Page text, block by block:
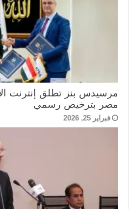
مرسيدس بنز تطلق إنترنت
مصر بترخيص رسمي
فبراير 25, 2026